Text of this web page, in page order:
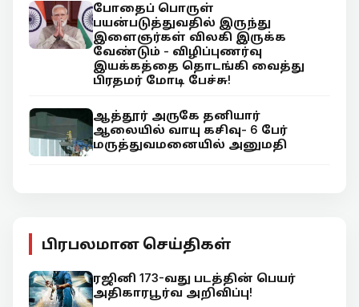
போதைப் பொருள்
பயன்படுத்துவதில் இருந்து
இளைஞர்கள் விலகி இருக்க
வேண்டும் - விழிப்புணர்வு
இயக்கத்தை தொடங்கி வைத்து
பிரதமர் மோடி பேச்சு!
ஆத்தூர் அருகே தனியார்
ஆலையில் வாயு கசிவு- 6 பேர்
மருத்துவமனையில் அனுமதி
பிரபலமான செய்திகள்
ரஜினி 173-வது படத்தின் பெயர்
அதிகாரபூர்வ அறிவிப்பு!